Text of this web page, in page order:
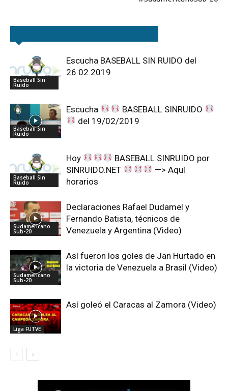
Baseball Sin
Ruido
Escucha BASEBALL SIN RUIDO del
26.02.2019
Baseball Sin
Ruido
Escucha
BASEBALL SINRUIDO
del 19/02/2019
Baseball Sin
Ruido
Hoy
BASEBALL SINRUIDO por
SINRUIDO.NET
—> Aquí
horarios
Sudamericano
Sub-20
Declaraciones Rafael Dudamel y
Fernando Batista, técnicos de
Venezuela y Argentina (Video)
Sudamericano
Sub-20
Así fueron los goles de Jan Hurtado en
la victoria de Venezuela a Brasil (Video)
Liga FUTVE
Así goleó el Caracas al Zamora (Video)